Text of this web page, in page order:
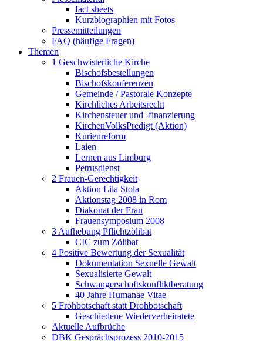
fact sheets
Kurzbiographien mit Fotos
Pressemitteilungen
FAQ (häufige Fragen)
Themen
1 Geschwisterliche Kirche
Bischofsbestellungen
Bischofskonferenzen
Gemeinde / Pastorale Konzepte
Kirchliches Arbeitsrecht
Kirchensteuer und -finanzierung
KirchenVolksPredigt (Aktion)
Kurienreform
Laien
Lernen aus Limburg
Petrusdienst
2 Frauen-Gerechtigkeit
Aktion Lila Stola
Aktionstag 2008 in Rom
Diakonat der Frau
Frauensymposium 2008
3 Aufhebung Pflichtzölibat
CIC zum Zölibat
4 Positive Bewertung der Sexualität
Dokumentation Sexuelle Gewalt
Sexualisierte Gewalt
Schwangerschaftskonfliktberatung
40 Jahre Humanae Vitae
5 Frohbotschaft statt Drohbotschaft
Geschiedene Wiederverheiratete
Aktuelle Aufbrüche
DBK Gesprächsprozess 2010-2015